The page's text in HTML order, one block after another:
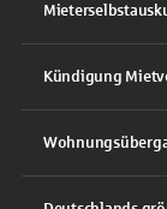
Kündigung